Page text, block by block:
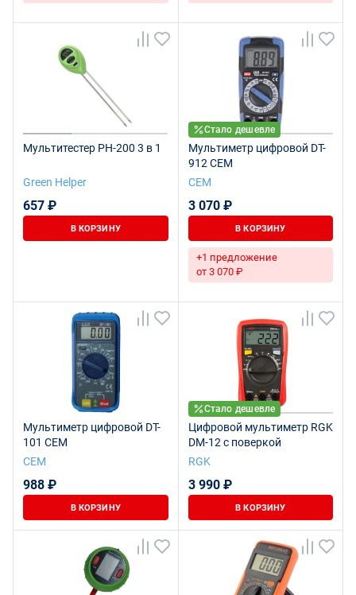
Мультитестер PH-200 3 в 1
Green Helper
657 ₽
В КОРЗИНУ
Стало дешевле
Мультиметр цифровой DT-
912 CEM
СЕМ
3 070 ₽
В КОРЗИНУ
+1 предложение
от 3 070 ₽
Мультиметр цифровой DT-
101 CEM
СЕМ
988 ₽
В КОРЗИНУ
Стало дешевле
Цифровой мультиметр RGK
DM-12 с поверкой
RGK
3 990 ₽
В КОРЗИНУ